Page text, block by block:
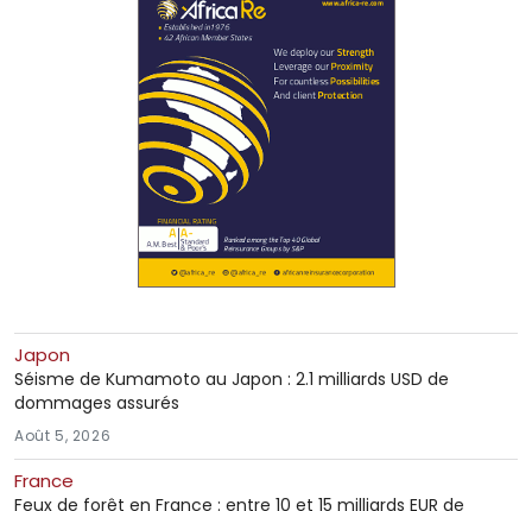
Japon
Séisme de Kumamoto au Japon : 2.1 milliards USD de
dommages assurés
Août 5, 2026
France
Feux de forêt en France : entre 10 et 15 milliards EUR de